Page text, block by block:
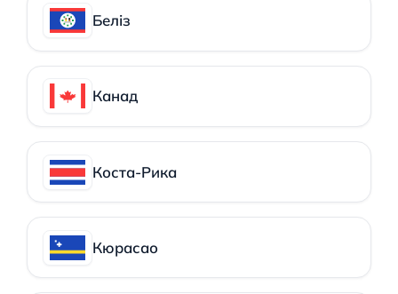
Беліз
Канад
Коста-Рика
Кюрасао